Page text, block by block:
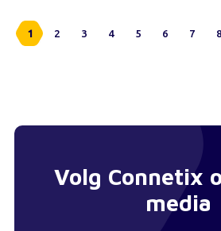
1 2 3 4 5 6 7 8
Volg Connetix
media